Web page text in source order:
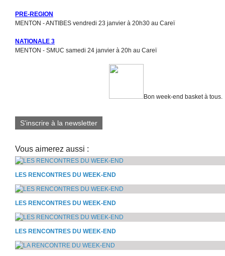
PRE-REGION
MENTON - ANTIBES vendredi 23 janvier à 20h30 au Careï
NATIONALE 3
MENTON - SMUC samedi 24 janvier à 20h au Careï
Bon week-end basket à tous.
S'inscrire à la newsletter
Vous aimerez aussi :
LES RENCONTRES DU WEEK-END
LES RENCONTRES DU WEEK-END
LES RENCONTRES DU WEEK-END